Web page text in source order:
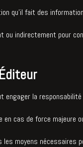
qu’il fait des
indirectement pour
la responsabilité
cas de force majeure
moyens